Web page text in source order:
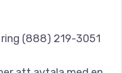
(888) 219-3051